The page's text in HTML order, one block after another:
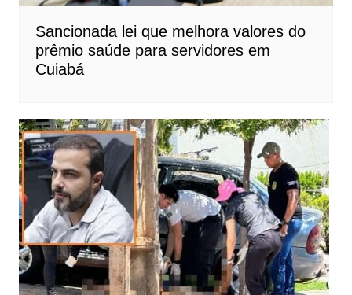
Sancionada lei que melhora valores do
prêmio saúde para servidores em
Cuiabá